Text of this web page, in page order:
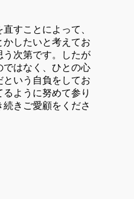
すことによって、
したいと考えてお
う次第です。したが
ではなく、ひとの心
いう自負をしてお
ように努めて参り
きご愛顧をくださ